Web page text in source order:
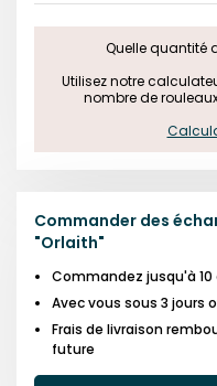
Quelle quantité
Utilisez notre
nombre de
Commander des
"Orlaith"
Commandez jusqu'à
Avec vous sous 3 jours
Frais de livraison
future